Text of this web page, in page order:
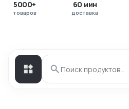
5000+
товаров
60 мин
доставка